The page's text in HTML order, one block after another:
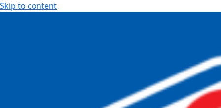
Skip to content